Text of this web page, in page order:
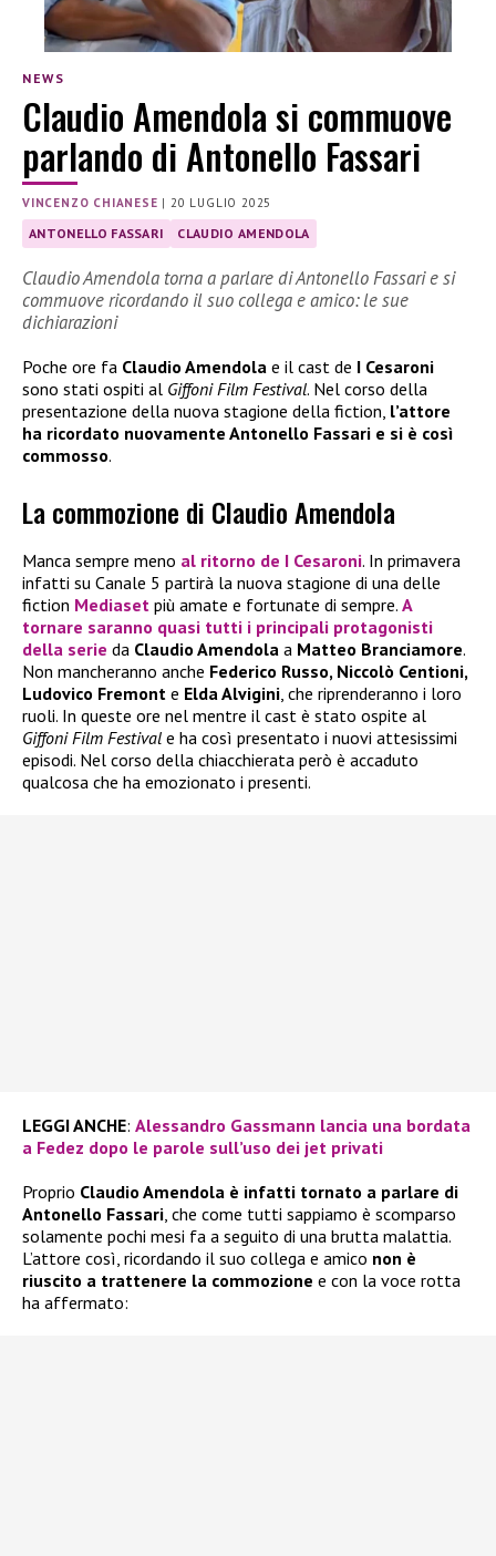
NEWS
Claudio Amendola si commuove
parlando di Antonello Fassari
VINCENZO CHIANESE |20 LUGLIO 2025
ANTONELLO FASSARI CLAUDIO AMENDOLA
Claudio Amendola torna a parlare di Antonello Fassari e si
commuove ricordando il suo collega e amico: le sue
dichiarazioni
Poche ore fa Claudio Amendola e il cast de I Cesaroni
sono stati ospiti al Giffoni Film Festival. Nel corso della
presentazione della nuova stagione della fiction, l’attore
ha ricordato nuovamente Antonello Fassari e si è così
commosso.
La commozione di Claudio Amendola
Manca sempre meno al ritorno de I Cesaroni. In primavera
infatti su Canale 5 partirà la nuova stagione di una delle
fiction Mediaset più amate e fortunate di sempre. A
tornare saranno quasi tutti i principali protagonisti
della serie da Claudio Amendola a Matteo Branciamore.
Non mancheranno anche Federico Russo, Niccolò Centioni,
Ludovico Fremont e Elda Alvigini , che riprenderanno i loro
ruoli. In queste ore nel mentre il cast è stato ospite al
Giffoni Film Festival e ha così presentato i nuovi attesissimi
episodi. Nel corso della chiacchierata però è accaduto
qualcosa che ha emozionato i presenti.
LEGGI ANCHE: Alessandro Gassmann lancia una bordata
a Fedez dopo le parole sull’uso dei jet privati
Proprio Claudio Amendola è infatti tornato a parlare di
Antonello Fassari , che come tutti sappiamo è scomparso
solamente pochi mesi fa a seguito di una brutta malattia.
L’attore così, ricordando il suo collega e amico non è
riuscito a trattenere la commozione e con la voce rotta
ha affermato: